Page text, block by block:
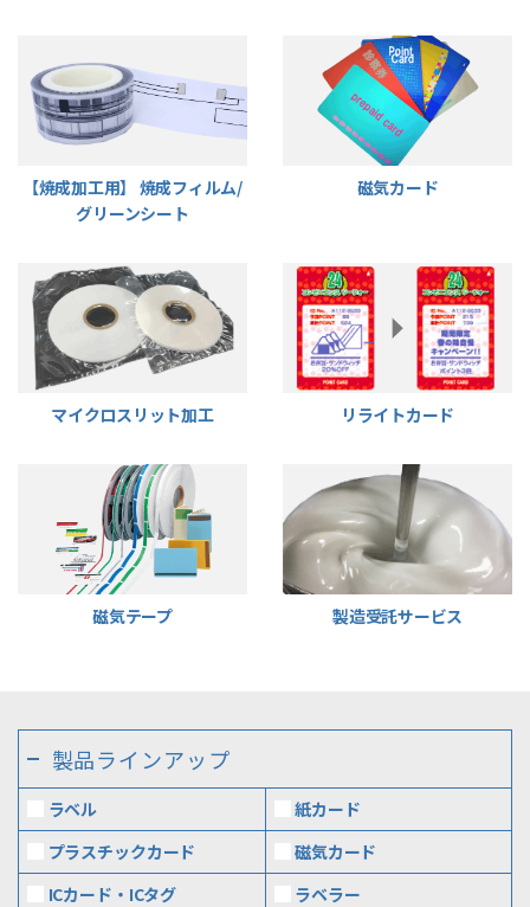
【焼成加工用】 焼成フィルム/
グリーンシート
磁気カード
マイクロスリット加工 リライトカード
磁気テープ 製造受託サービス
製品ラインアップ
ラベル
紙カード
プラスチックカード
磁気カード
ICカード・ICタグ
ラベラー